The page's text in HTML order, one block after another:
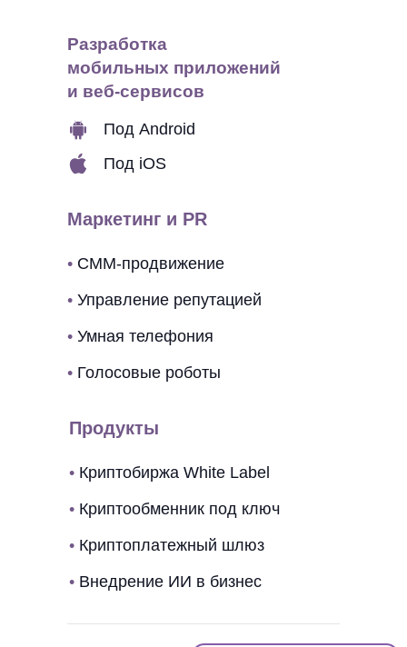
• Криптобиржа White Label
• Криптообменник под ключ
• Криптоплатежный шлюз
• Внедрение ИИ в бизнес
Продукты
• СММ-продвижение
• Управление репутацией
• Умная телефония
• Голосовые роботы
Маркетинг и PR
Разработка
мобильных приложений
и веб-сервисов
Под Android
Под iOS